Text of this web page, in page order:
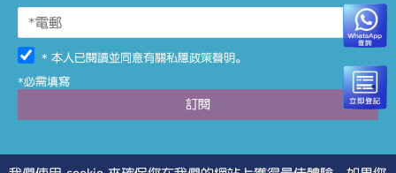
* 本人已閱讀並同意有關私隱政策聲明。
*必需填寫